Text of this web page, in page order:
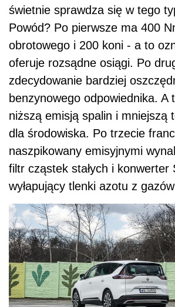
świetnie sprawdza się w tego
Powód? Po pierwsze ma 400
obrotowego i 200 koni - a to
oferuje rozsądne osiągi. Po
zdecydowanie bardziej
benzynowego odpowiednika. A
niższą emisją spalin i mniejszą
dla środowiska. Po trzecie
naszpikowany emisyjnymi
filtr cząstek stałych i konwerter
wyłapujący tlenki azotu z